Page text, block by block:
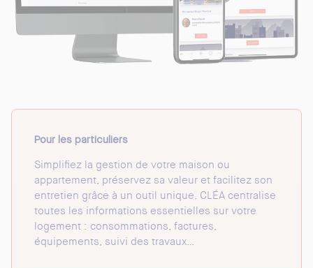
Pour les particuliers
Simplifiez la gestion de votre maison ou
appartement, préservez sa valeur et facilitez son
entretien grâce à un outil unique. CLÉA centralise
toutes les informations essentielles sur votre
logement : consommations, factures,
équipements, suivi des travaux…